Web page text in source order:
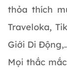
thỏa thích
Traveloka,
Giới Di
Mọi thắc